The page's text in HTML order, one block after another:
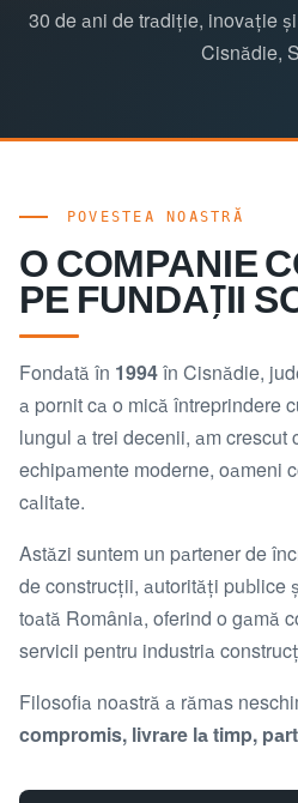
30 de ani de tradiție, inovație
Cisnădie,
POVESTEA NOASTRĂ
O COMPANIE
PE FUNDAȚII
Fondată în 1994 în Cisnădie,
a pornit ca o mică întreprindere
lungul a trei decenii, am
echipamente moderne, oameni
calitate.
Astăzi suntem un partener de
de construcții, autorități publice
toată România, oferind o gamă
servicii pentru industria
Filosofia noastră a rămas
compromis, livrare la timp,